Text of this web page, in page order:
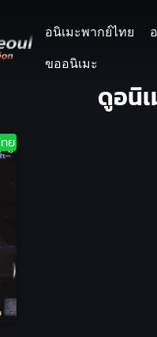
อนิเมะพากย์ไทย
ขออนิเมะ
ดูอนิ
ย